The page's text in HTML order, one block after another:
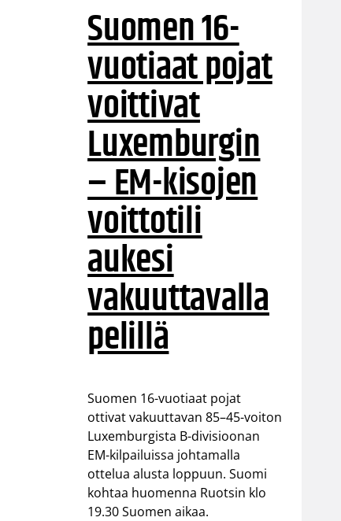
Suomen 16-
vuotiaat pojat
voittivat
Luxemburgin
– EM-kisojen
voittotili
aukesi
vakuuttavalla
pelillä
Suomen 16-vuotiaat pojat
ottivat vakuuttavan 85–45-voiton
Luxemburgista B-divisioonan
EM-kilpailuissa johtamalla
ottelua alusta loppuun. Suomi
kohtaa huomenna Ruotsin klo
19.30 Suomen aikaa.